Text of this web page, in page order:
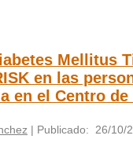
Mellitus
en las
en el Centro
| Publicado: 26/10/